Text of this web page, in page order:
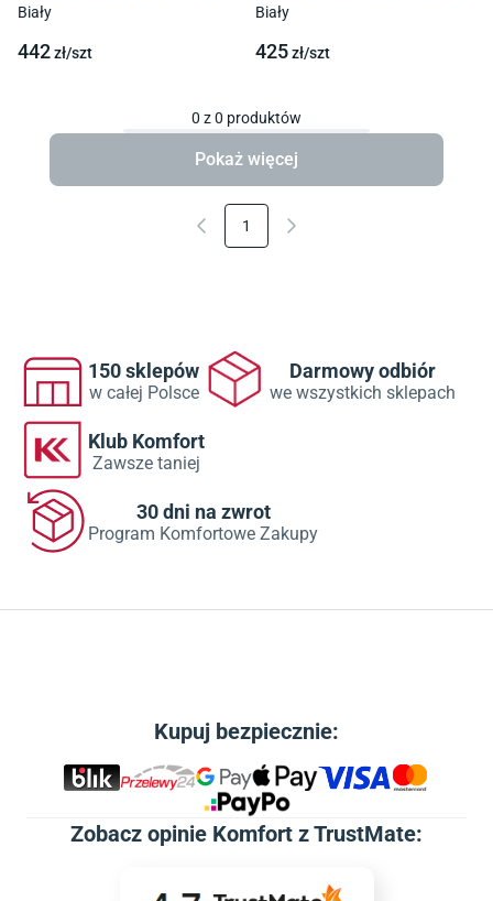
Biały
442zł/szt
Biały
425zł/szt
0 z0 produktów
Pokaż więcej
1
150 sklepów
w całej Polsce
Darmowy odbiór
we wszystkich sklepach
Klub Komfort
Zawsze taniej
30 dni na zwrot
Program Komfortowe Zakupy
Kupuj bezpiecznie:
Zobacz opinie Komfort z TrustMate: